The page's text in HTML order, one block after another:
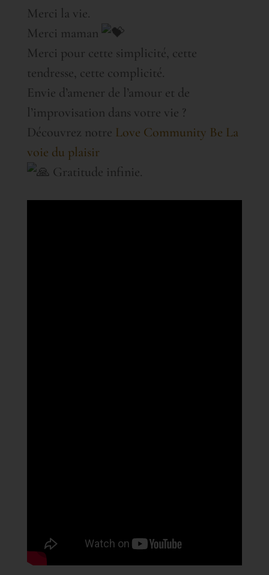
Merci la vie.
Merci maman
Merci pour cette simplicité, cette
tendresse, cette complicité.
Envie d’amener de l’amour et de
l’improvisation dans votre vie ?
Découvrez notre Love Community Be La
voie du plaisir
Gratitude infinie.